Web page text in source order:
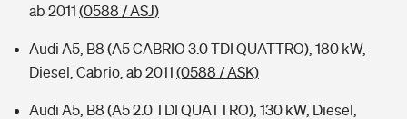
ab 2011 (0588 / ASJ)
Audi A5, B8 (A5 CABRIO 3.0 TDI QUATTRO), 180 kW,
Diesel, Cabrio, ab 2011 (0588 / ASK)
Audi A5, B8 (A5 2.0 TDI QUATTRO), 130 kW, Diesel,